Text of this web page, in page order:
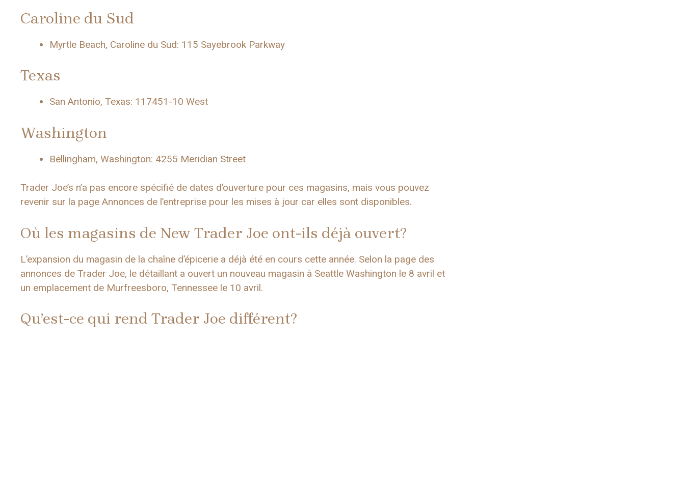
Caroline du Sud
Myrtle Beach, Caroline du Sud: 115 Sayebrook Parkway
Texas
San Antonio, Texas: 117451-10 West
Washington
Bellingham, Washington: 4255 Meridian Street
Trader Joe’s n’a pas encore spécifié de dates d’ouverture pour ces magasins, mais vous pouvez
revenir sur la page Annonces de l’entreprise pour les mises à jour car elles sont disponibles.
Où les magasins de New Trader Joe ont-ils déjà ouvert?
L’expansion du magasin de la chaîne d’épicerie a déjà été en cours cette année. Selon la page des
annonces de Trader Joe, le détaillant a ouvert un nouveau magasin à Seattle Washington le 8 avril et
un emplacement de Murfreesboro, Tennessee le 10 avril.
Qu’est-ce qui rend Trader Joe différent?